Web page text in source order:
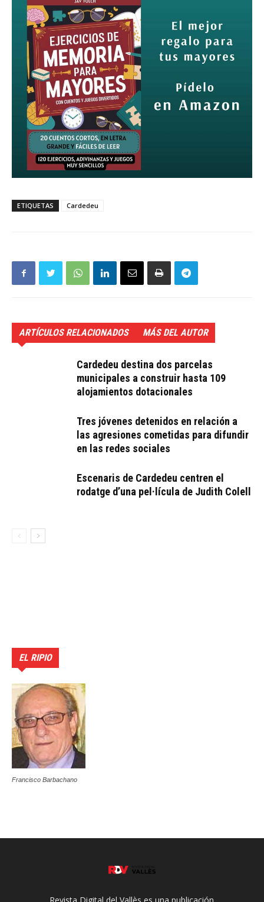
ETIQUETAS Cardedeu
ARTÍCULOS RELACIONADOS MÁS DEL AUTOR
Cardedeu destina dos parcelas
municipales a construir hasta 109
alojamientos dotacionales
Tres jóvenes detenidos en relación a
las agresiones cometidas para difundir
en las redes sociales
Escenaris de Cardedeu centren el
rodatge d’una pel·lícula de Judith Colell
EL RIPIO
Francisco Barbachano